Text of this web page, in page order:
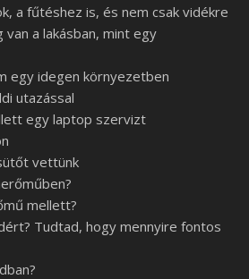
a fűtéshez is, és nem csak vidékre
van a lakásban, mint egy
egy idegen környezetben
utazással
egy laptop szervizt
vettünk
mellett?
Tudtad, hogy mennyire fontos